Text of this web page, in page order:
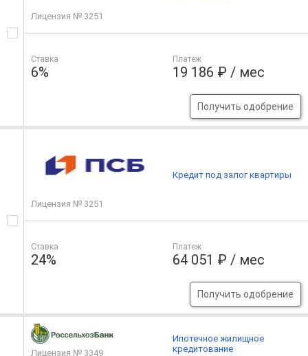
Лицензия № 3251
Ставка
6%
Платеж
19 186 ₽ / мес
Получить одобрение
Лицензия № 3251
Ставка
24%
Платеж
64 051 ₽ / мес
Получить одобрение
Кредит под залог квартиры
Лицензия № 3349
Ипотечное жилищное
кредитование